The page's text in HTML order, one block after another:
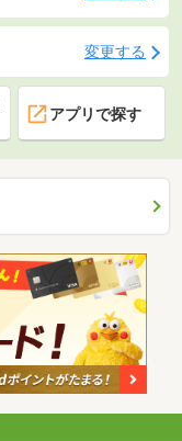
変更する
アプリで探す